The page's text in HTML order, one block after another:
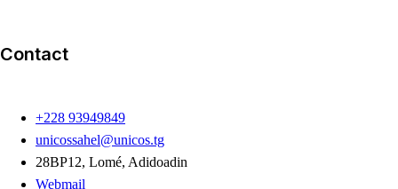
Contact
+228 93949849
unicossahel@unicos.tg
28BP12, Lomé, Adidoadin
Webmail